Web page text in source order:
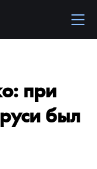
при
был